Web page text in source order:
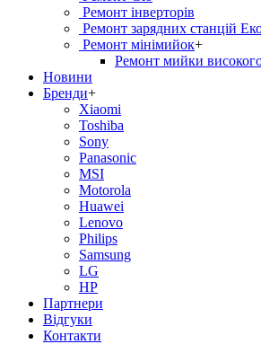
Ремонт інверторів
Ремонт зарядних станцій
Ремонт мiнiмийок+
Ремонт мийки
Новини
Бренди+
Xiaomi
Toshiba
Sony
Panasonic
MSI
Motorola
Huawei
Lenovo
Philips
Samsung
LG
HP
Партнери
Вiдгуки
Контакти